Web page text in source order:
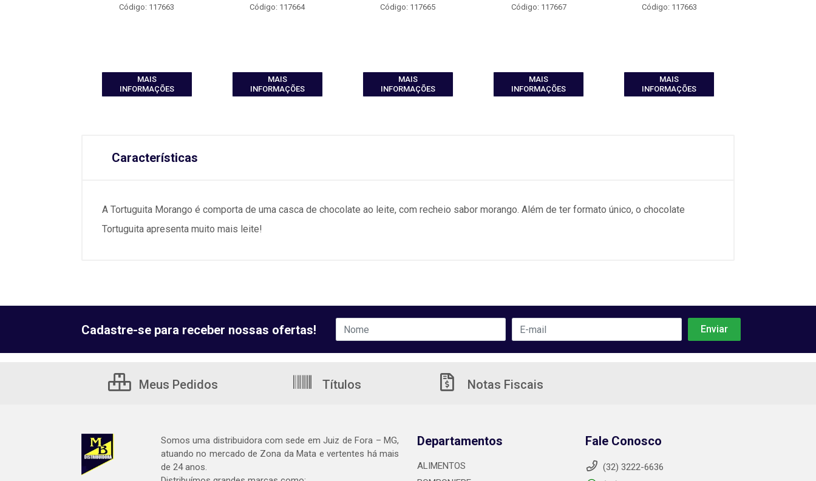
Código: 117663
MAIS
INFORMAÇÕES
Código: 117664
MAIS
INFORMAÇÕES
Código: 117665
MAIS
INFORMAÇÕES
Código: 117667
MAIS
INFORMAÇÕES
Código: 117663
MAIS
INFORMAÇÕES
Características
A Tortuguita Morango é comporta de uma casca de chocolate ao leite, com recheio sabor morango. Além de ter formato único, o chocolate
Tortuguita apresenta muito mais leite!
Cadastre-se para receber nossas ofertas!
Meus Pedidos Títulos Notas Fiscais
Somos uma distribuidora com sede em Juiz de Fora – MG,
atuando no mercado de Zona da Mata e vertentes há mais
de 24 anos.
Departamentos
ALIMENTOS
Fale Conosco
(32) 3222-6636